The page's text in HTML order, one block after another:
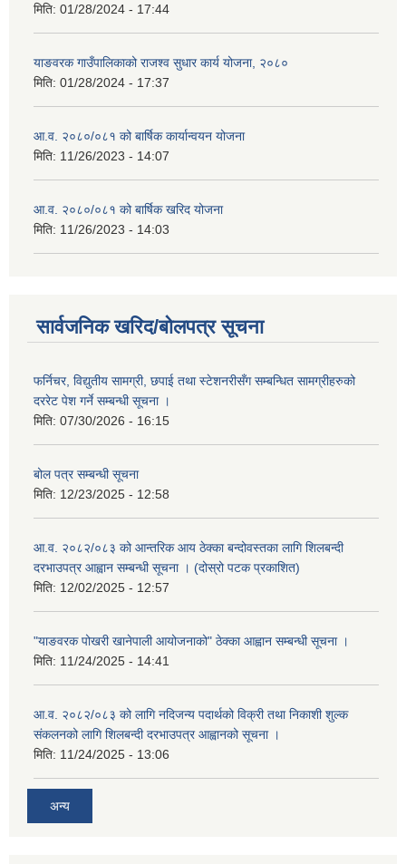
मिति: 01/28/2024 - 17:44
याङवरक गाउँपालिकाको राजश्व सुधार कार्य योजना, २०८०
मिति: 01/28/2024 - 17:37
आ.व. २०८०/०८१ को बार्षिक कार्यान्वयन योजना
मिति: 11/26/2023 - 14:07
आ.व. २०८०/०८१ को बार्षिक खरिद योजना
मिति: 11/26/2023 - 14:03
सार्वजनिक खरिद/बोलपत्र सूचना
फर्निचर, विद्युतीय सामग्री, छपाई तथा स्टेशनरीसँग सम्बन्धित सामग्रीहरुको
दररेट पेश गर्ने सम्बन्धी सूचना ।
मिति: 07/30/2026 - 16:15
बोल पत्र सम्बन्धी सूचना
मिति: 12/23/2025 - 12:58
आ.व. २०८२/०८३ को आन्तरिक आय ठेक्का बन्दोवस्तका लागि शिलबन्दी
दरभाउपत्र आह्वान सम्बन्धी सूचना । (दोस्रो पटक प्रकाशित)
मिति: 12/02/2025 - 12:57
"याङवरक पोखरी खानेपाली आयोजनाको" ठेक्का आह्वान सम्बन्धी सूचना ।
मिति: 11/24/2025 - 14:41
आ.व. २०८२/०८३ को लागि नदिजन्य पदार्थको विक्री तथा निकाशी शुल्क
संकलनको लागि शिलबन्दी दरभाउपत्र आह्वानको सूचना ।
मिति: 11/24/2025 - 13:06
अन्य